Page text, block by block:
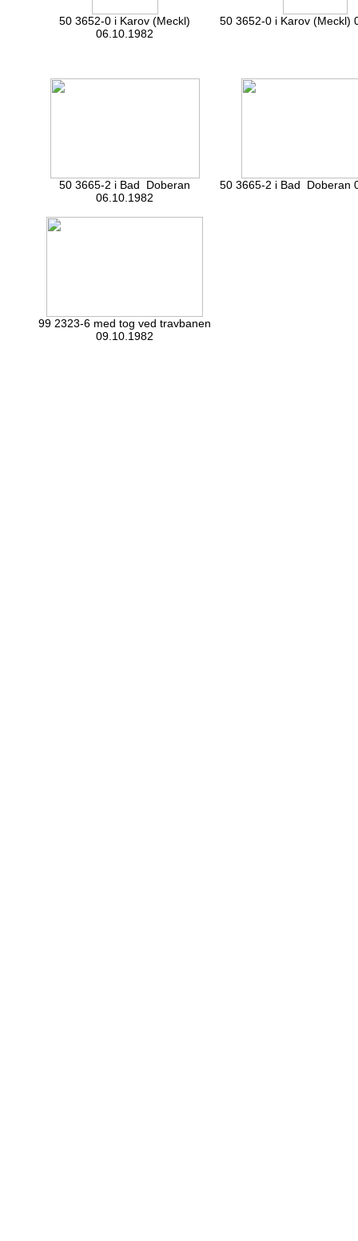
50 3652-0 i Karov (Meckl)
06.10.1982
50 3652-0 i Karov (Meckl)
50 3665-2 i Bad Doberan
06.10.1982
50 3665-2 i Bad Doberan
99 2323-6 med tog ved travbanen
09.10.1982